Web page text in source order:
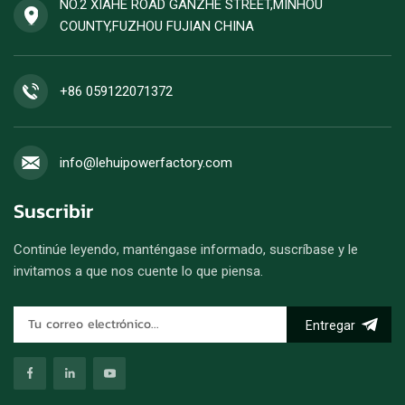
NO.2 XIAHE ROAD GANZHE STREET,MINHOU
COUNTY,FUZHOU FUJIAN CHINA
+86 059122071372
info@lehuipowerfactory.com
Suscribir
Continúe leyendo, manténgase informado, suscríbase y le
invitamos a que nos cuente lo que piensa.
Entregar